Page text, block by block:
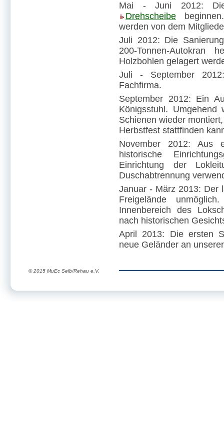
Mai - Juni 2012: Die
Drehscheibe
werden von dem
Juli 2012: Die
200-Tonnen-
Holzbohlen gelagert
Juli - September
Fachfirma.
September 2012: Ein
Königsstuhl.
Schienen wieder
Herbstfest stattfinden
November 2012: Aus
historische
Einrichtung der
Duschabtrennung
Januar - März 2013: Der
Freigelände
Innenbereich des
nach historischen
April 2013: Die ersten
neue Geländer an
© 2015 MuEc Selb/Rehau e.V.